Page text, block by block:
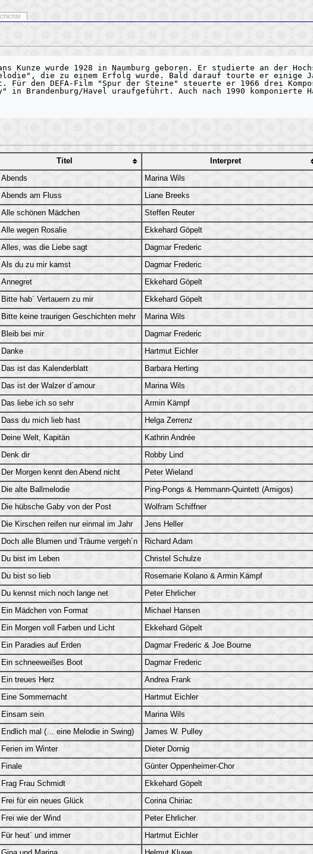
Kunze wurde 1928 in Naumburg geboren. Er studierte an der
die zu einem Erfolg wurde. Bald darauf tourte er einige
Für den DEFA-Film "Spur der Steine" steuerte er 1966 drei
in Brandenburg/Havel uraufgeführt. Auch nach 1990 komponierte
Titel Interpret
Abends Marina Wils
Abends am Fluss Liane Breeks
Alle schönen Mädchen Steffen Reuter
Alle wegen Rosalie Ekkehard Göpelt
Alles, was die Liebe sagt Dagmar Frederic
Als du zu mir kamst Dagmar Frederic
Annegret Ekkehard Göpelt
Bitte hab´ Vertauern zu mir Ekkehard Göpelt
Bitte keine traurigen Geschichten mehr Marina Wils
Bleib bei mir Dagmar Frederic
Danke Hartmut Eichler
Das ist das Kalenderblatt Barbara Herting
Das ist der Walzer d´amour Marina Wils
Das liebe ich so sehr Armin Kämpf
Dass du mich lieb hast Helga Zerrenz
Deine Welt, Kapitän Kathrin Andrée
Denk dir Robby Lind
Der Morgen kennt den Abend nicht Peter Wieland
Die alte Ballmelodie Ping-Pongs & Hemmann-Quintett (Amigos)
Die hübsche Gaby von der Post Wolfram Schiffner
Die Kirschen reifen nur einmal im Jahr Jens Heller
Doch alle Blumen und Träume vergeh´n Richard Adam
Du bist im Leben Christel Schulze
Du bist so lieb Rosemarie Kolano & Armin Kämpf
Du kennst mich noch lange net Peter Ehrlicher
Ein Mädchen von Format Michael Hansen
Ein Morgen voll Farben und Licht Ekkehard Göpelt
Ein Paradies auf Erden Dagmar Frederic & Joe Bourne
Ein schneeweißes Boot Dagmar Frederic
Ein treues Herz Andrea Frank
Eine Sommernacht Hartmut Eichler
Einsam sein Marina Wils
Endlich mal (… eine Melodie in Swing) James W. Pulley
Ferien im Winter Dieter Dornig
Finale Günter Oppenheimer-Chor
Frag Frau Schmidt Ekkehard Göpelt
Frei für ein neues Glück Corina Chiriac
Frei wie der Wind Peter Ehrlicher
Für heut´ und immer Hartmut Eichler